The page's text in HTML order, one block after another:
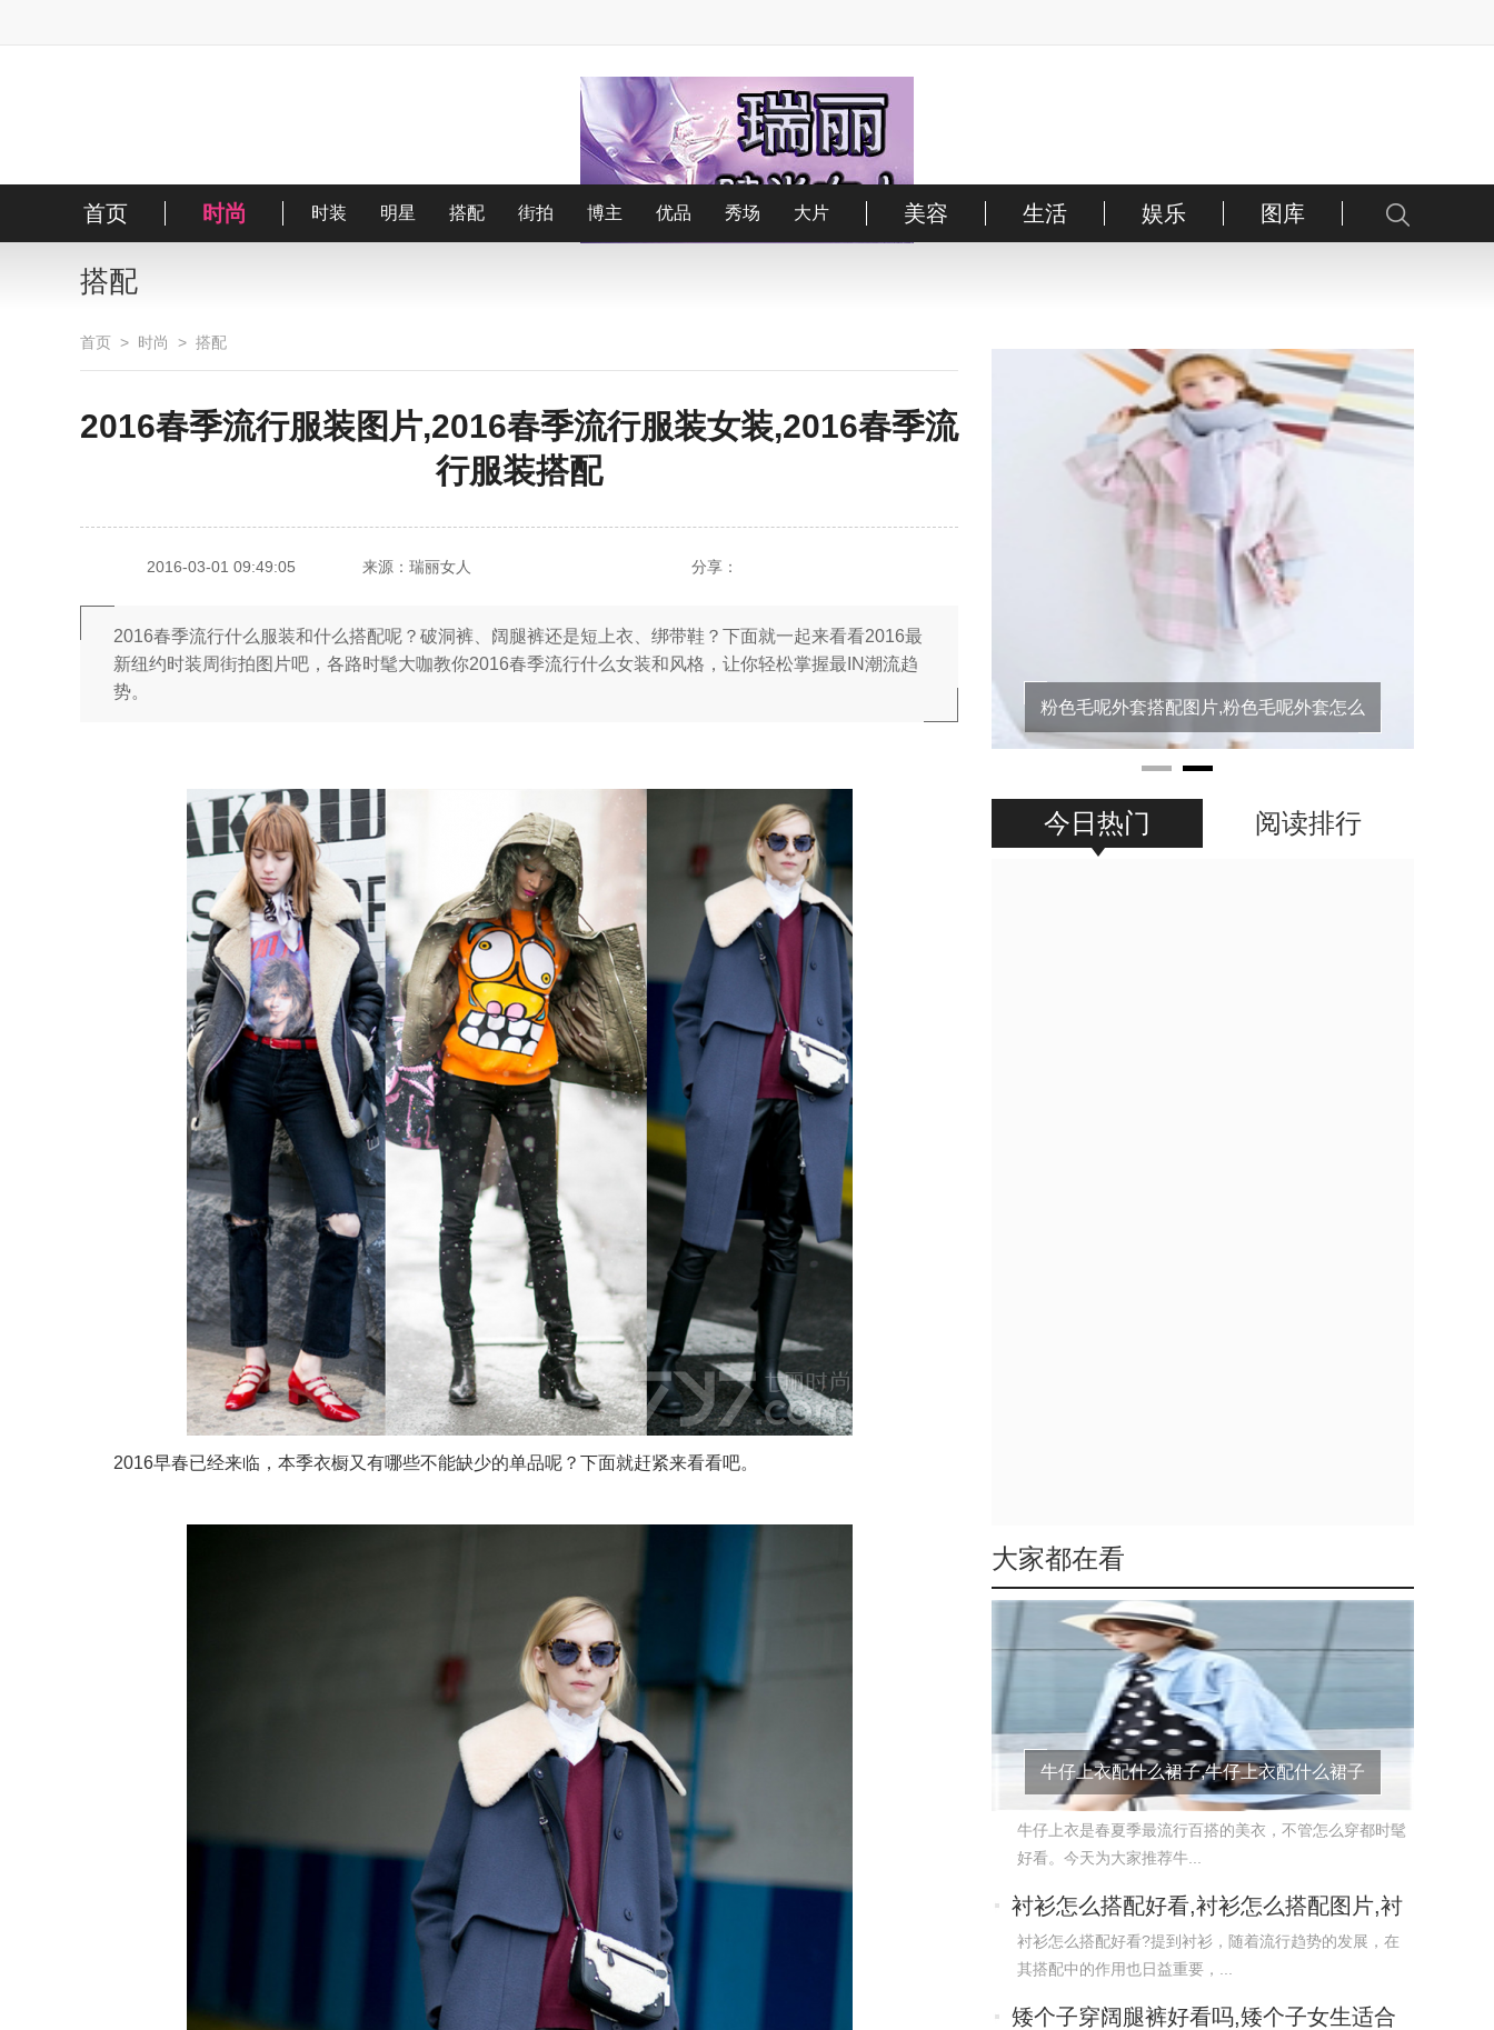
首页 时尚 时装 明星 搭配 街拍 博主 优品 秀场 大片 美容 护肤 美发 医美
生活 健康 减肥 星座
娱乐 内地 日韩
图库 服饰
搭配
首页 > 时尚 > 搭配
2016春季流行服装图片,2016春季流行服装女装,2016春季流
行服装搭配
2016-03-01 09:49:05 来源：瑞丽女人 分享：
2016春季流行什么服装和什么搭配呢？破洞裤、阔腿裤还是短上衣、绑带鞋？下面就一起来看看2016最
新纽约时装周街拍图片吧，各路时髦大咖教你2016春季流行什么女装和风格，让你轻松掌握最IN潮流趋
势。
2016早春已经来临，本季衣橱又有哪些不能缺少的单品呢？下面就赶紧来看看吧。
黑色短裤配什么颜色上衣,黑色短裤搭配什
今日热门 阅读排行
大家都在看
牛仔上衣配什么裙子,牛仔上衣配什么裙子
好看,牛仔
牛仔上衣是春夏季最流行百搭的美衣，不管怎么穿都时髦
好看。今天为大家推荐牛...
衬衫怎么搭配好看,衬衫怎么搭配图片,衬
衫怎样搭配
衬衫怎么搭配好看?提到衬衫，随着流行趋势的发展，在
其搭配中的作用也日益重要，...
矮个子穿阔腿裤好看吗,矮个子女生适合